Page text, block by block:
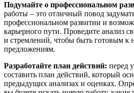
Подумайте о профессиональном
работы – это отличный повод
профессиональном развитии и
карьерного пути. Проведите анализ
и стремлений, чтобы быть готовым к
предложениям.
Разработайте план действий: перед
составить план действий, который
предыдущих анализах и оценках.